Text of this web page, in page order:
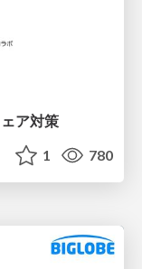
ア対策
1 780